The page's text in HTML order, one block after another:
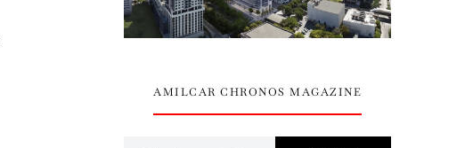
AMILCAR CHRONOS MAGAZINE